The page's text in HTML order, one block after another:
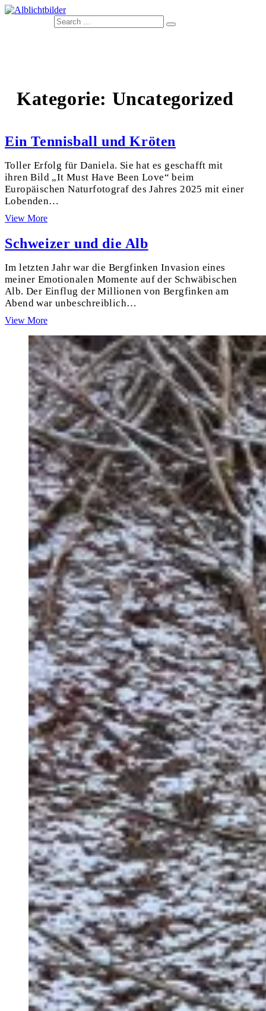
Naturfotos von der Schwäbischen Alb
Kategorie: Uncategorized
Ein Tennisball und Kröten
Toller Erfolg für Daniela. Sie hat es geschafft mit
ihren Bild „It Must Have Been Love“ beim
Europäischen Naturfotograf des Jahres 2025 mit einer
Lobenden…
View MoreEin
und
Kröten
Schweizer und die Alb
Im letzten Jahr war die Bergfinken Invasion eines
meiner Emotionalen Momente auf der Schwäbischen
Alb. Der Einflug der Millionen von Bergfinken am
Abend war unbeschreiblich…
View MoreSchweizer
die
Alb